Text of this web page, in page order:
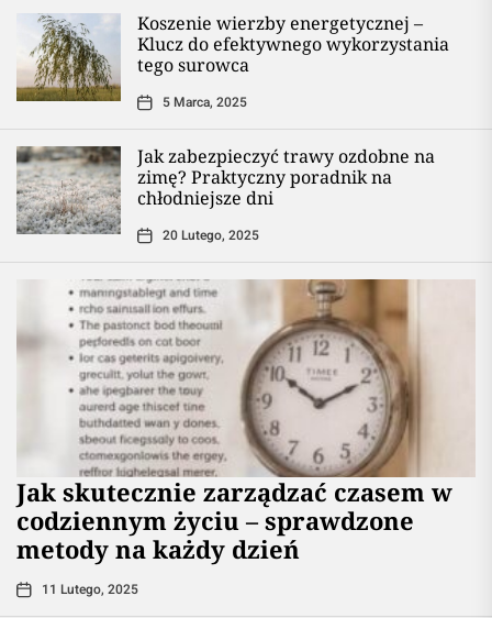
Koszenie wierzby energetycznej –
Klucz do efektywnego wykorzystania
tego surowca
5 Marca, 2025
Jak zabezpieczyć trawy ozdobne na
zimę? Praktyczny poradnik na
chłodniejsze dni
20 Lutego, 2025
Jak skutecznie zarządzać czasem w
codziennym życiu – sprawdzone
metody na każdy dzień
11 Lutego, 2025